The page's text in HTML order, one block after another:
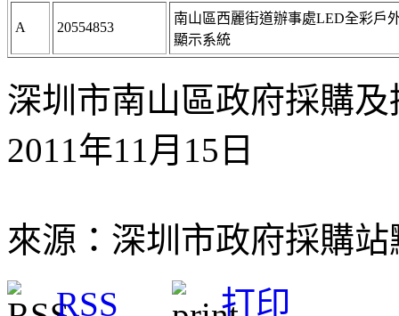
A 20554853
南山區西麗街道辦事處LED全彩戶
顯示系統
深圳市南山區政府採購
2011年11月15日
來源：深圳市政府採購站
RSS
打印